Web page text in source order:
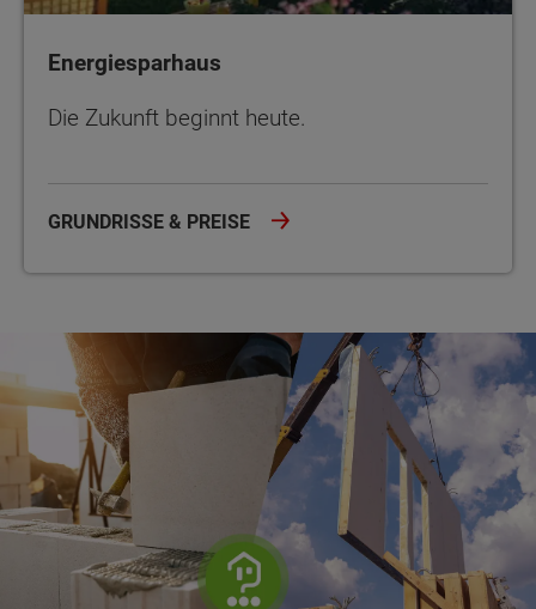
Energiesparhaus
Die Zukunft beginnt heute.
GRUNDRISSE & PREISE